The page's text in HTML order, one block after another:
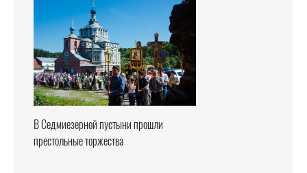
В Седмиезерной пустыни прошли
престольные торжества